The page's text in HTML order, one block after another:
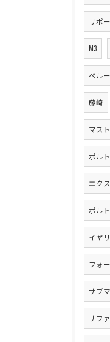
リポ
M3
ペル
藤崎
マス
ポル
エク
ポル
イヤ
フォ
サブ
サフ